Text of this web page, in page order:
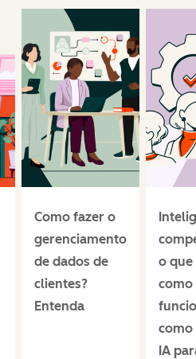
Como fazer o
gerenciamento
de dados de
clientes?
Entenda
o que
como
como
IA